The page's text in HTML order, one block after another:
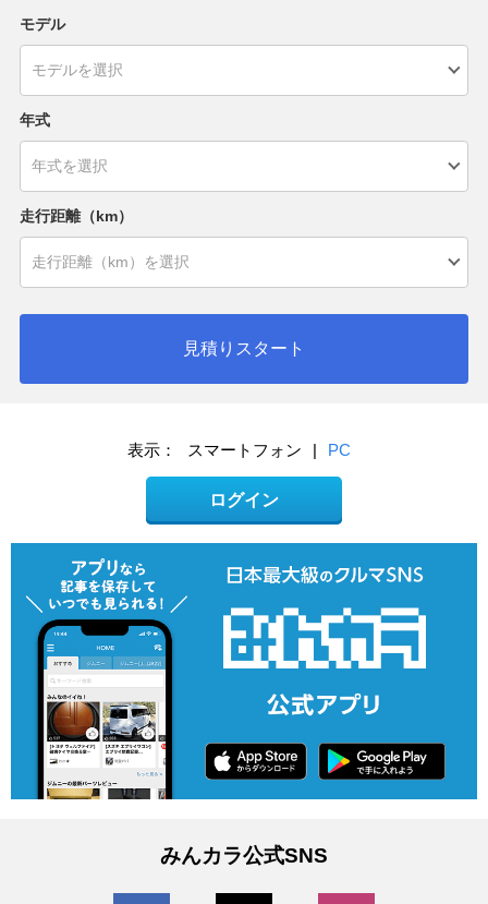
モデル
年式
走行距離（km）
見積りスタート
表示： スマートフォン | PC
ログイン
みんカラ公式SNS